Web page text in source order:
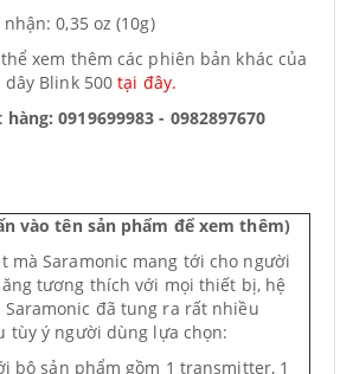
0,35 oz (10g)
xem thêm các phiên bản khác của
dây Blink 500tại đây.
0919699983 - 0982897670
vào tên sản phẩm để xem thêm)
mà Saramonic mang tới cho người
tương thích với mọi thiết bị, hệ
đã tung ra rất nhiều
tùy ý người dùng lựa chọn:
bộ sản phẩm gồm 1 transmitter, 1